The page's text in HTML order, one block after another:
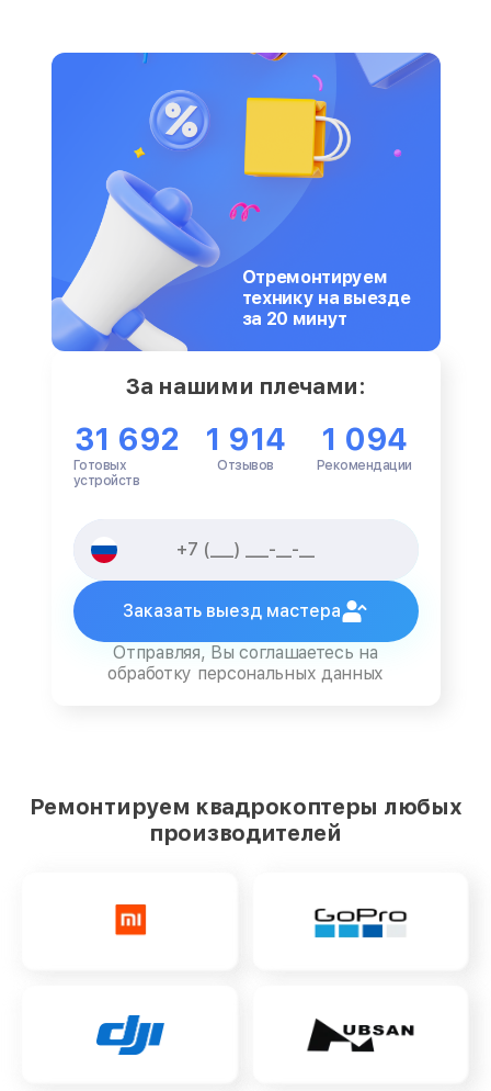
Отремонтируем
технику на выезде
за 20 минут
За нашими плечами:
31 692
Готовых
устройств
1 914
Отзывов
1 094
Рекомендации
Заказать выезд мастера
Отправляя, Вы соглашаетесь на
обработку персональных данных
Ремонтируем квадрокоптеры любых
производителей